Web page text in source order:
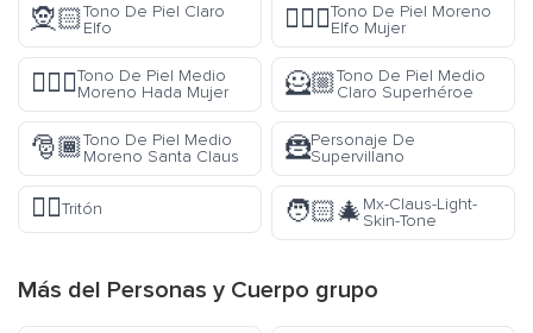
🧝🏻Tono De Piel Claro
Elfo
🧝🏿‍♀️Tono De Piel Moreno
Elfo Mujer
🧚🏾‍♀️Tono De Piel Medio
Moreno Hada Mujer
🦸🏼Tono De Piel Medio
Claro Superhéroe
🎅🏾Tono De Piel Medio
Moreno Santa Claus
🦹Personaje De
Supervillano
🧜‍♂️Tritón 🧑🏻‍🎄Mx-Claus-Light-
Skin-Tone
Más del Personas y Cuerpo grupo